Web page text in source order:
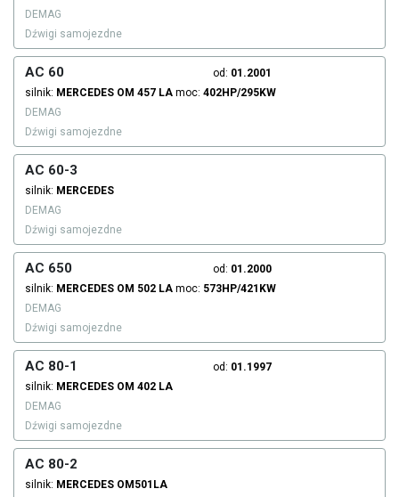
DEMAG
Dźwigi samojezdne
AC 60 od: 01.2001
silnik: MERCEDES OM 457 LA moc: 402HP/295KW
DEMAG
Dźwigi samojezdne
AC 60-3
silnik: MERCEDES
DEMAG
Dźwigi samojezdne
AC 650 od: 01.2000
silnik: MERCEDES OM 502 LA moc: 573HP/421KW
DEMAG
Dźwigi samojezdne
AC 80-1 od: 01.1997
silnik: MERCEDES OM 402 LA
DEMAG
Dźwigi samojezdne
AC 80-2
silnik: MERCEDES OM501LA